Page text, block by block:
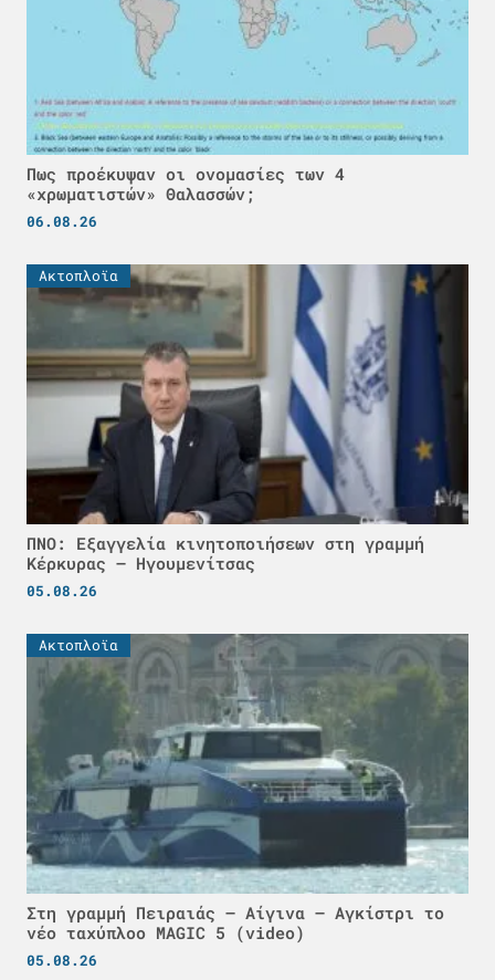
Πως προέκυψαν οι ονομασίες των 4
«χρωματιστών» Θαλασσών;
06.08.26
Ακτοπλοϊα
ΠΝΟ: Εξαγγελία κινητοποιήσεων στη γραμμή
Κέρκυρας – Ηγουμενίτσας
05.08.26
Ακτοπλοϊα
Στη γραμμή Πειραιάς – Αίγινα – Αγκίστρι το
νέο ταχύπλοο MAGIC 5 (video)
05.08.26